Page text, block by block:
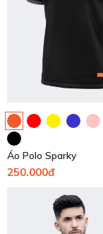
Áo Polo Sparky
250.000đ